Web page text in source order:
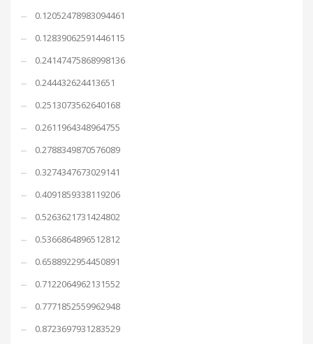
0.12052478983094461
0.12839062591446115
0.24147475868998136
0.244432624413651
0.2513073562640168
0.2611964348964755
0.2788349870576089
0.3274347673029141
0.4091859338119206
0.5263621731424802
0.5366864896512812
0.6588922954450891
0.7122064962131552
0.7771852559962948
0.8723697931283529